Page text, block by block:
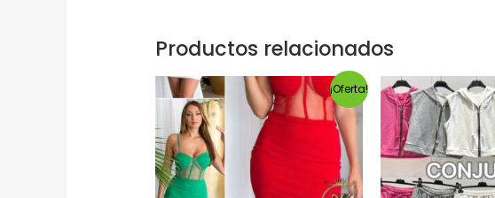
Productos relacionados
¡Oferta!